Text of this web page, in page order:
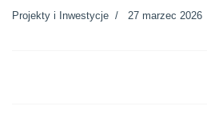
Projekty i Inwestycje 27 marzec 2026